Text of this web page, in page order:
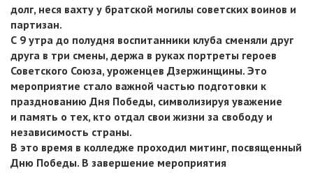
долг, неся вахту у братской могилы советских воинов и
партизан.
С 9 утра до полудня воспитанники клуба сменяли друг
друга в три смены, держа в руках портреты героев
Советского Союза, уроженцев Дзержинщины. Это
мероприятие стало важной частью подготовки к
празднованию Дня Победы, символизируя уважение
и память о тех, кто отдал свои жизни за свободу и
независимость страны.
В это время в колледже проходил митинг, посвященный
Дню Победы. В завершение мероприятия